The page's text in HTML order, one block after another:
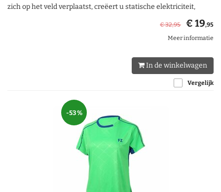
zich op het veld verplaatst, creëert u statische elektriciteit,
€ 32,95 € 19,95
Meer informatie
In de winkelwagen
Vergelijk
-53 %